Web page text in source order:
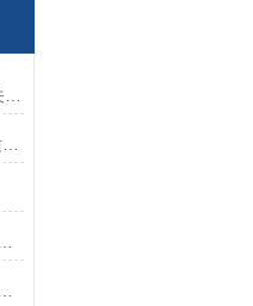
美国AIRTROL压力开关的优缺点及适用范围讲解